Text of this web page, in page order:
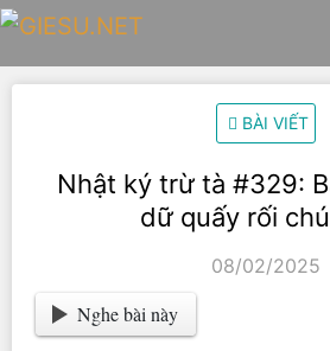
Skip
content
BÀI VIẾT
Nhật ký trừ tà #329:
dữ quấy rối
08/02/2025
Nghe bài này